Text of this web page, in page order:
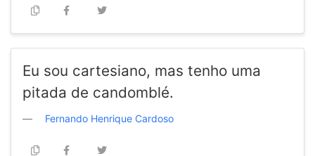
Eu sou cartesiano, mas tenho uma
pitada de candomblé.
Fernando Henrique Cardoso